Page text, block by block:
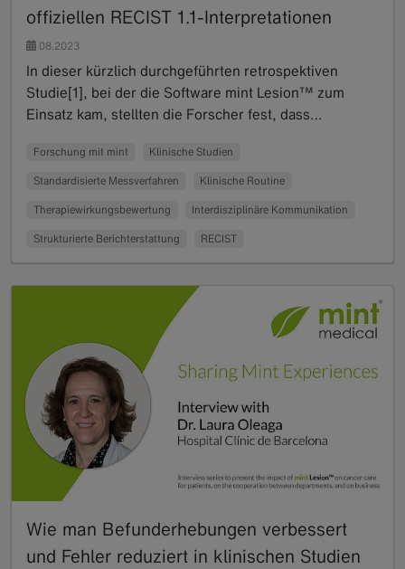
offiziellen RECIST 1.1-Interpretationen
08.2023
In dieser kürzlich durchgeführten retrospektiven
Studie[1], bei der die Software mint Lesion™ zum
Einsatz kam, stellten die Forscher fest, dass…
Forschung mit mint Klinische Studien
Standardisierte Messverfahren Klinische Routine
Therapiewirkungsbewertung Interdisziplinäre Kommunikation
Strukturierte Berichterstattung RECIST
Wie man Befunderhebungen verbessert
und Fehler reduziert in klinischen Studien